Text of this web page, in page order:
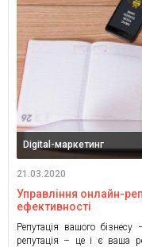
Digital-маркетинг
21.03.2020
Управління онлайн-
ефективності
Репутація вашого
репутація – це і є ваша